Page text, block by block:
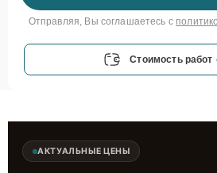
Отправляя, Вы соглашаетесь с
Стоимость работ
АКТУАЛЬНЫЕ ЦЕНЫ